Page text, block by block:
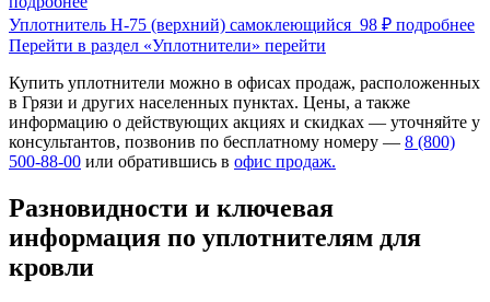
Уплотнитель Н-75 (верхний) самоклеющийся 98 ₽ подробнее
Перейти в раздел «Уплотнители» перейти
Купить уплотнители можно в офисах продаж, расположенных
в Грязи и других населенных пунктах. Цены, а также
информацию о действующих акциях и скидках — уточняйте у
консультантов, позвонив по бесплатному номеру — 8 (800)
500-88-00 или обратившись в офис продаж.
Разновидности и ключевая
информация по уплотнителям для
кровли